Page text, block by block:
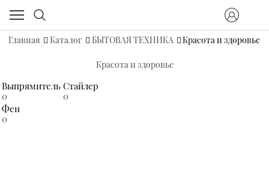
Главная Каталог БЫТОВАЯ ТЕХНИКА Красота и здоровье
Красота и здоровье
Выпрямитель
0
Стайлер
0
Фен
0